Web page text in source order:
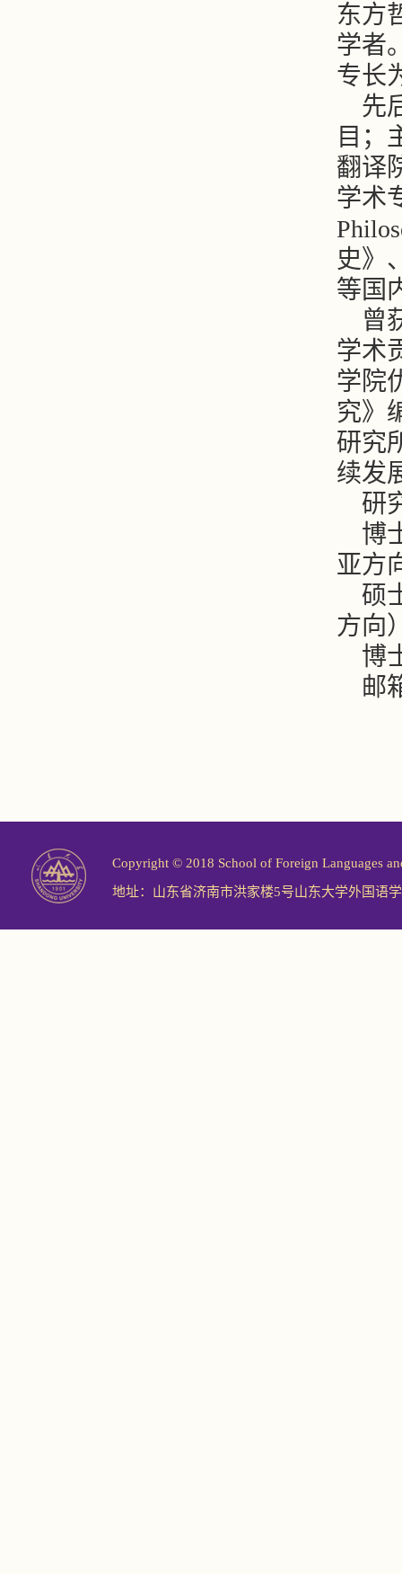
东方
学者
专长
先
目；
翻译
学术
史》
等国
曾
学术
学院
究》
研究
续发
研
博
亚方
硕
方向
博
邮
Copyright © 2018 School of Foreign Languages
地址：山东省济南市洪家楼5号山东大学外国语